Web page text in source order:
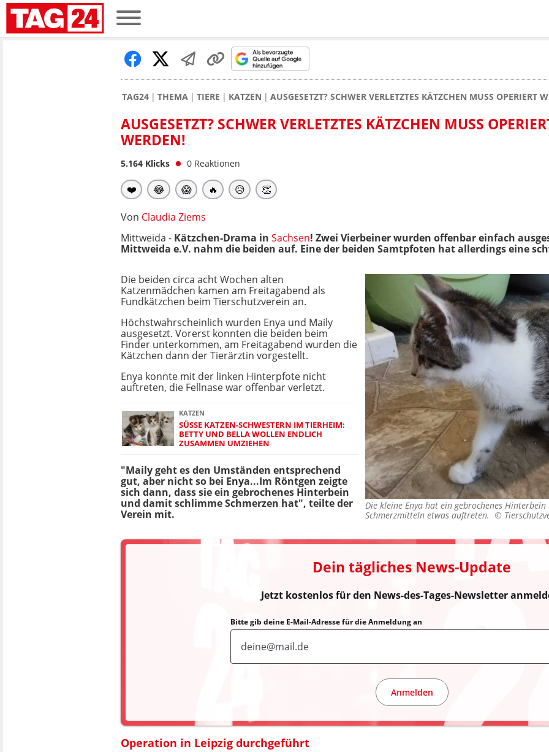
TAG24 THEMA TIERE KATZEN AUSGESETZT? SCHWER VERLETZTES KÄTZCHEN MUSS OPERIERT
AUSGESETZT? SCHWER VERLETZTES KÄTZCHEN MUSS
WERDEN!
5.164 Klicks 0 Reaktionen
❤️ 😂 😱 🔥 😥 👏
Von Claudia Ziems
Mittweida - Kätzchen-Drama in Sachsen! Zwei Vierbeiner wurden offenbar einfach
Mittweida e.V. nahm die beiden auf. Eine der beiden Samtpfoten hat allerdings eine
Die kleine Enya hat ein gebrochenes
Schmerzmitteln etwas auftreten. ©
Die beiden circa acht Wochen alten
Katzenmädchen kamen am Freitagabend als
Fundkätzchen beim Tierschutzverein an.
Höchstwahrscheinlich wurden Enya und Maily
ausgesetzt. Vorerst konnten die beiden beim
Finder unterkommen, am Freitagabend wurden die
Kätzchen dann der Tierärztin vorgestellt.
Enya konnte mit der linken Hinterpfote nicht
auftreten, die Fellnase war offenbar verletzt.
KATZEN
SÜSSE KATZEN-SCHWESTERN IM TIERHEIM: B
ETTY UND BELLA WOLLEN ENDLICH Z
USAMMEN UMZIEHEN
"Maily geht es den Umständen entsprechend
gut, aber nicht so bei Enya...Im Röntgen zeigte
sich dann, dass sie ein gebrochenes Hinterbein
und damit schlimme Schmerzen hat", teilte der
Verein mit.
Dein tägliches News-Update
Jetzt kostenlos für den News-des-Tages-Newsletter
Bitte gib deine E-Mail-Adresse für die Anmeldung an
Anmelden
Operation in Leipzig durchgeführt